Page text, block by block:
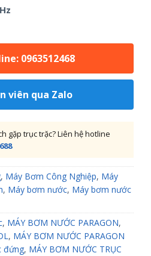
0963512468
viên qua Zalo
gặp trục trặc? Liên hệ hotline
, Máy Bơm Công Nghiệp, Máy
, Máy bơm nước, Máy bơm nước
, MÁY BƠM NƯỚC PARAGON,
, MÁY BƠM NƯỚC PARAGON
đứng, MÁY BƠM NƯỚC TRỤC